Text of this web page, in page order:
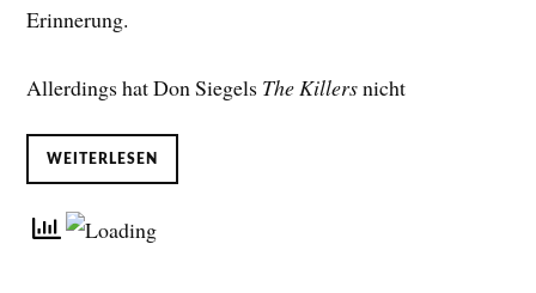
Erinnerung.
Allerdings hat Don Siegels The Killersnicht
WEITERLESEN